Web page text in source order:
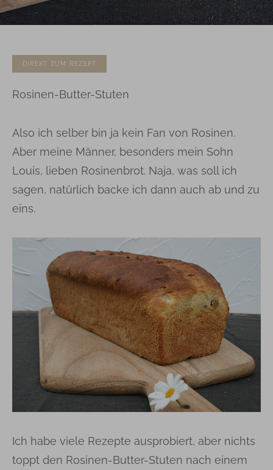
DIREKT ZUM REZEPT
Rosinen-Butter-Stuten
Also ich selber bin ja kein Fan von Rosinen.
Aber meine Männer, besonders mein Sohn
Louis, lieben Rosinenbrot. Naja, was soll ich
sagen, natürlich backe ich dann auch ab und zu
eins.
Ich habe viele Rezepte ausprobiert, aber nichts
toppt den Rosinen-Butter-Stuten nach einem